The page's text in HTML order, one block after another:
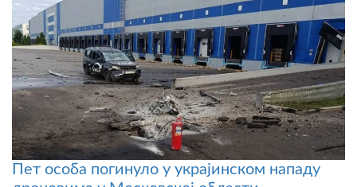
Пет особа погинуло у украјинском нападу